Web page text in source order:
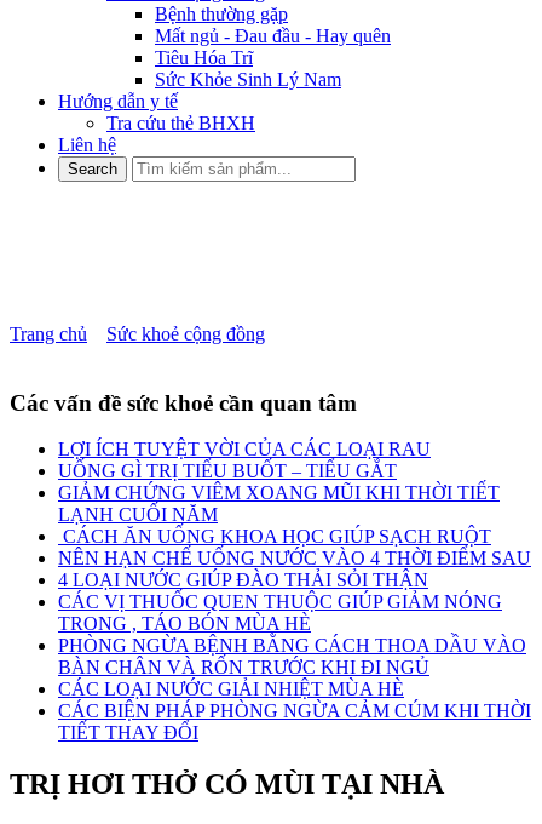
Bệnh thường gặp
Mất ngủ - Đau đầu - Hay quên
Tiêu Hóa Trĩ
Sức Khỏe Sinh Lý Nam
Hướng dẫn y tế
Tra cứu thẻ BHXH
Liên hệ
Trang chủ Sức khoẻ cộng đồng
Các vấn đề sức khoẻ cần quan tâm
LỢI ÍCH TUYỆT VỜI CỦA CÁC LOẠI RAU
UỐNG GÌ TRỊ TIỂU BUỐT – TIỂU GẮT
GIẢM CHỨNG VIÊM XOANG MŨI KHI THỜI TIẾT
LẠNH CUỐI NĂM
CÁCH ĂN UỐNG KHOA HỌC GIÚP SẠCH RUỘT
NÊN HẠN CHẾ UỐNG NƯỚC VÀO 4 THỜI ĐIỂM SAU
4 LOẠI NƯỚC GIÚP ĐÀO THẢI SỎI THẬN
CÁC VỊ THUỐC QUEN THUỘC GIÚP GIẢM NÓNG
TRONG , TÁO BÓN MÙA HÈ
PHÒNG NGỪA BỆNH BẰNG CÁCH THOA DẦU VÀO
BÀN CHÂN VÀ RỐN TRƯỚC KHI ĐI NGỦ
CÁC LOẠI NƯỚC GIẢI NHIỆT MÙA HÈ
CÁC BIỆN PHÁP PHÒNG NGỪA CẢM CÚM KHI THỜI
TIẾT THAY ĐỔI
TRỊ HƠI THỞ CÓ MÙI TẠI NHÀ